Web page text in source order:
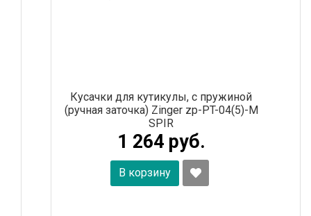
Кусачки для кутикулы, с пружиной
(ручная заточка) Zinger zp-PT-04(5)-M
SPIR
1 264 руб.
В корзину